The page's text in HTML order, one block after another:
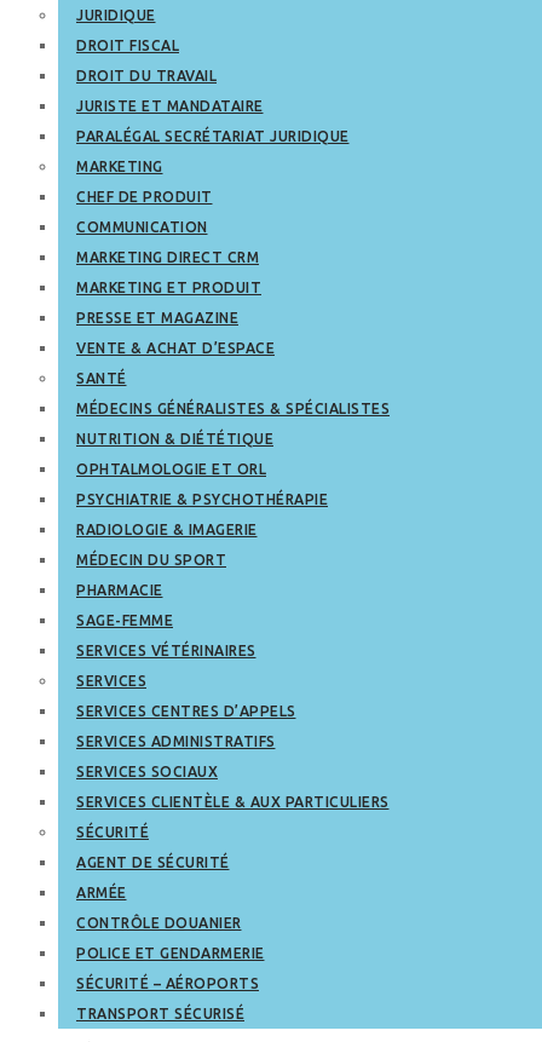
JURIDIQUE
DROIT FISCAL
DROIT DU TRAVAIL
JURISTE ET MANDATAIRE
PARALÉGAL SECRÉTARIAT JURIDIQUE
MARKETING
CHEF DE PRODUIT
COMMUNICATION
MARKETING DIRECT CRM
MARKETING ET PRODUIT
PRESSE ET MAGAZINE
VENTE & ACHAT D’ESPACE
SANTÉ
MÉDECINS GÉNÉRALISTES & SPÉCIALISTES
NUTRITION & DIÉTÉTIQUE
OPHTALMOLOGIE ET ORL
PSYCHIATRIE & PSYCHOTHÉRAPIE
RADIOLOGIE & IMAGERIE
MÉDECIN DU SPORT
PHARMACIE
SAGE-FEMME
SERVICES VÉTÉRINAIRES
SERVICES
SERVICES CENTRES D’APPELS
SERVICES ADMINISTRATIFS
SERVICES SOCIAUX
SERVICES CLIENTÈLE & AUX PARTICULIERS
SÉCURITÉ
AGENT DE SÉCURITÉ
ARMÉE
CONTRÔLE DOUANIER
POLICE ET GENDARMERIE
SÉCURITÉ – AÉROPORTS
TRANSPORT SÉCURISÉ